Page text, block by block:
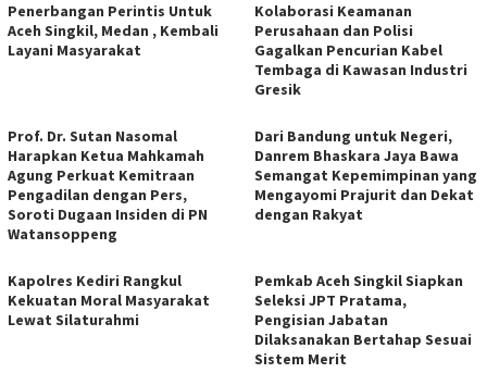
Penerbangan Perintis Untuk
Aceh Singkil, Medan , Kembali
Layani Masyarakat
Kolaborasi Keamanan
Perusahaan dan Polisi
Gagalkan Pencurian Kabel
Tembaga di Kawasan Industri
Gresik
Prof. Dr. Sutan Nasomal
Harapkan Ketua Mahkamah
Agung Perkuat Kemitraan
Pengadilan dengan Pers,
Soroti Dugaan Insiden di PN
Watansoppeng
Dari Bandung untuk Negeri,
Danrem Bhaskara Jaya Bawa
Semangat Kepemimpinan yang
Mengayomi Prajurit dan Dekat
dengan Rakyat
Kapolres Kediri Rangkul
Kekuatan Moral Masyarakat
Lewat Silaturahmi
Pemkab Aceh Singkil Siapkan
Seleksi JPT Pratama,
Pengisian Jabatan
Dilaksanakan Bertahap Sesuai
Sistem Merit